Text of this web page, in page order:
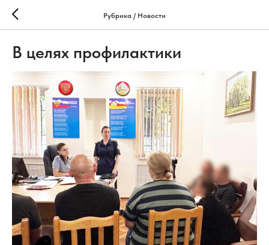
Рубрика / Новости
В целях профилактики